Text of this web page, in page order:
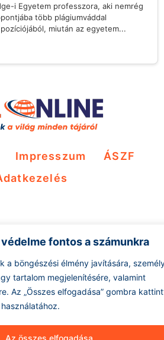
fontos a számunkra
a böngészési élmény javítására,
tartalom megjelenítésére, valamint
Az „Összes elfogadása” gombra
Az összes elfogadása
i Egyetem professzora, aki nemrég
több plágiumváddal
miután az egyetem...
Impresszum
ÁSZF